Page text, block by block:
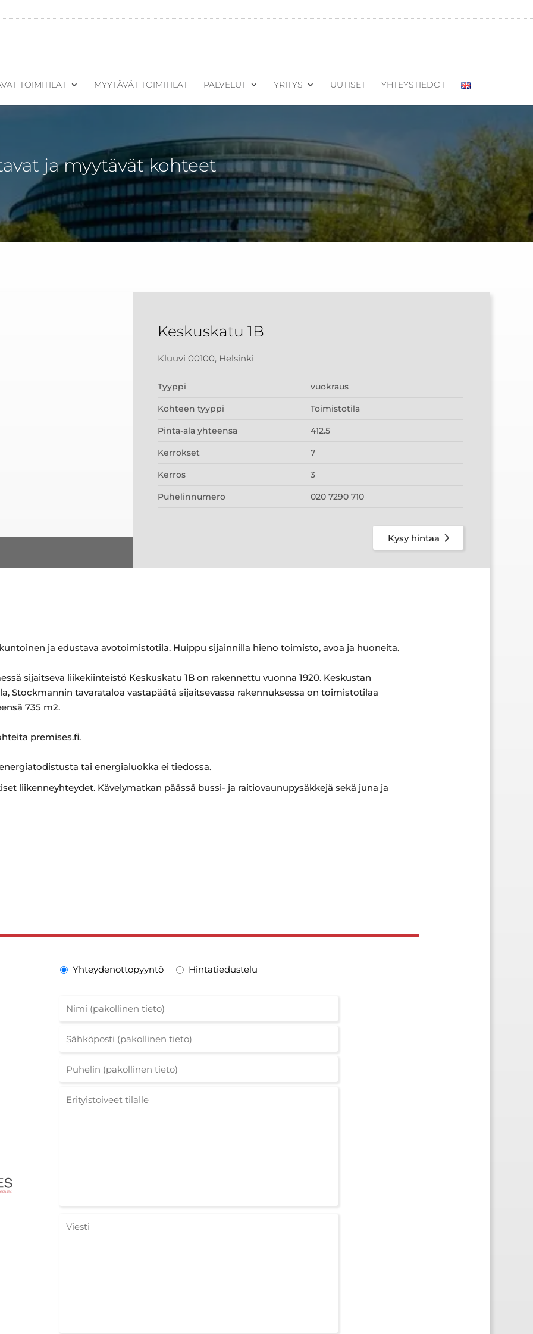
TOIMITILAT MYYTÄVÄT TOIMITILAT PALVELUT YRITYS UUTISET YHTEYSTIEDOT
ja myytävät kohteet
Keskuskatu 1B
Kluuvi 00100, Helsinki
Tyyppi vuokraus
Kohteen tyyppi Toimistotila
Pinta-ala yhteensä 412.5
Kerrokset 7
Kerros 3
Puhelinnumero 020 7290 710
Kysy hintaa
ja edustava avotoimistotila. Huippu sijainnilla hieno toimisto, avoa ja huoneita.
sijaitseva liikekiinteistö Keskuskatu 1B on rakennettu vuonna 1920. Keskustan
Stockmannin tavarataloa vastapäätä sijaitsevassa rakennuksessa on toimistotilaa
735 m2.
premises.fi.
tai energialuokka ei tiedossa.
liikenneyhteydet. Kävelymatkan päässä bussi- ja raitiovaunupysäkkejä sekä juna ja
Yhteydenottopyyntö Hintatiedustelu